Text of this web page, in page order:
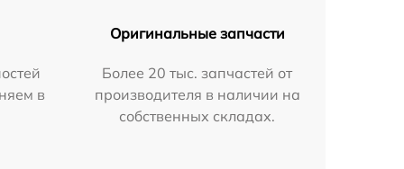
в
Оригинальные запчасти
Более 20 тыс. запчастей от
производителя в наличии на
собственных складах.